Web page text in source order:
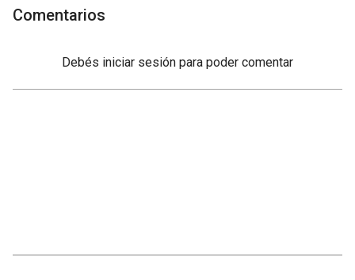
Comentarios
Debés iniciar sesión para poder comentar